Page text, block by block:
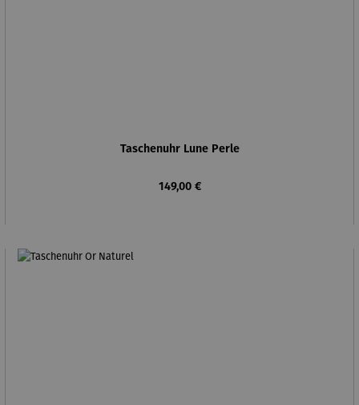
Taschenuhr Lune Perle
Regulärer Preis:
149,00 €